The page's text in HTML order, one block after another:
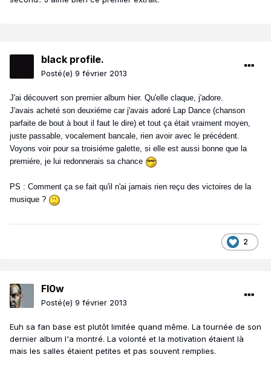
black profile.
Posté(e) 9 février 2013
J'ai découvert son premier album hier. Qu'elle claque, j'adore.
J'avais acheté son deuxiéme car j'avais adoré Lap Dance (chanson
parfaite de bout à bout il faut le dire) et tout ça était vraiment moyen,
juste passable, vocalement bancale, rien avoir avec le précédent.
Voyons voir pour sa troisiéme galette, si elle est aussi bonne que la
premiére, je lui redonnerais sa chance
PS : Comment ça se fait qu'il n'ai jamais rien reçu des victoires de la
musique ?
2
Fl0w
Posté(e) 9 février 2013
Euh sa fan base est plutôt limitée quand même. La tournée de son
dernier album l'a montré. La volonté et la motivation étaient là
mais les salles étaient petites et pas souvent remplies.